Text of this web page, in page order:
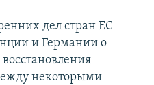
дел стран ЕС
и Германии о
некоторыми